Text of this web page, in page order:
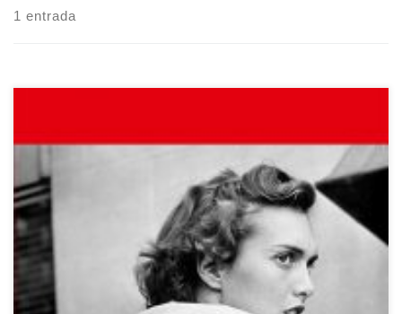
1 entrada
La editorial Periférica nos deleita con las vivencias de la escritora y
traductora francesa Agnès Desarthe que tardó en dejarse
conquistar por la literatura, confundiendo el acto de leer con un
agobio, un aburrimiento o una manía en vez de una agradable
expansión o un placer. Agnès Desarthe nos cuenta […]